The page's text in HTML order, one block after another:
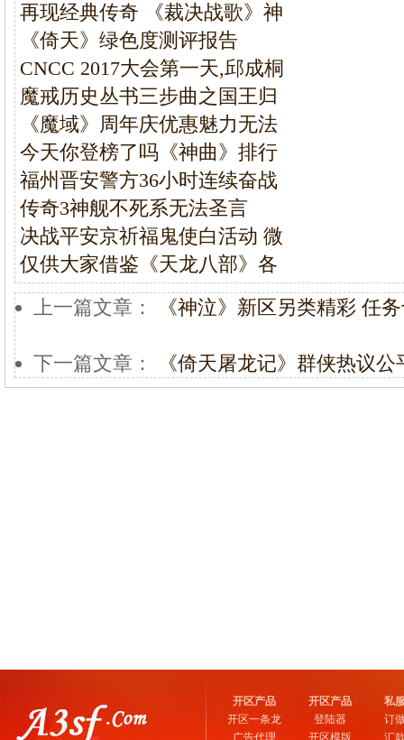
再现经典传奇 《裁决战歌》神
《倚天》绿色度测评报告
CNCC 2017大会第一天,邱成桐
魔戒历史丛书三步曲之国王归
《魔域》周年庆优惠魅力无法
今天你登榜了吗《神曲》排行
福州晋安警方36小时连续奋战
传奇3神舰不死系无法圣言
决战平安京祈福鬼使白活动 微
仅供大家借鉴《天龙八部》各
上一篇文章：
《神泣》新区另类精彩 任
下一篇文章： 《倚天屠龙记》群侠热议
开区产品
开区一条龙
广告代理
开区产品
登陆器
开区模版
私
订
汇